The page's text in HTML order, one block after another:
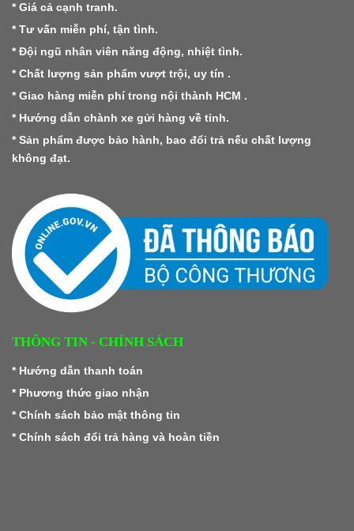
* Giá cả cạnh tranh.
* Tư vấn miễn phí, tận tình.
* Đội ngũ nhân viên năng động, nhiệt tình.
* Chất lượng sản phẩm vượt trội, uy tín .
* Giao hàng miễn phí trong nội thành HCM .
* Hướng dẫn chành xe gửi hàng về tỉnh.
* Sản phẩm được bảo hành, bao đổi trả nếu chất lượng
không đạt.
THÔNG TIN - CHÍNH SÁCH
* Hướng dẫn thanh toán
* Phương thức giao nhận
* Chính sách bảo mật thông tin
* Chính sách đổi trả hàng và hoàn tiền